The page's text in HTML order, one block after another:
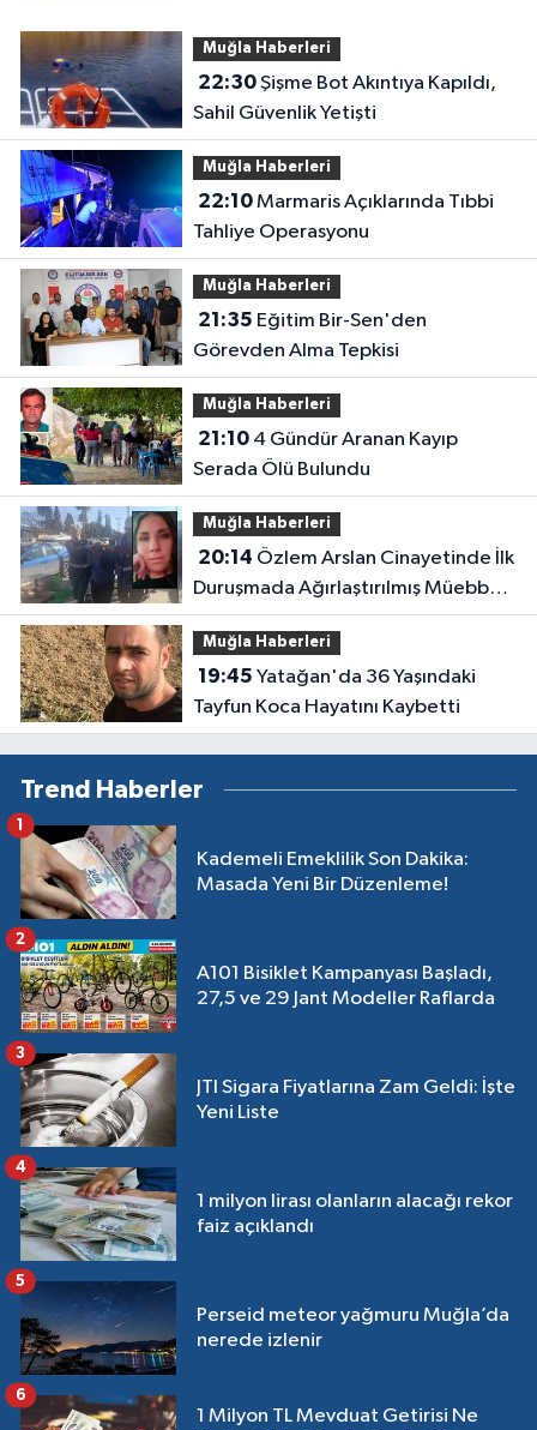
Muğla Haberleri
22:30Şişme Bot Akıntıya Kapıldı,
Sahil Güvenlik Yetişti
Muğla Haberleri
22:10Marmaris Açıklarında Tıbbi
Tahliye Operasyonu
Muğla Haberleri
21:35
Görevden Alma Tepkisi
Muğla Haberleri
21:104 Gündür Aranan Kayıp
Serada Ölü Bulundu
Muğla Haberleri
20:14
Duruşmada Ağırlaştırılmış Müebbet
Kararı
Muğla Haberleri
19:45
Tayfun Koca Hayatını Kaybetti
Trend Haberler
Kademeli Emeklilik Son Dakika:
Masada Yeni Bir Düzenleme!
1
A101 Bisiklet Kampanyası Başladı,
27,5 ve 29 Jant Modeller Raflarda
2
JTI Sigara Fiyatlarına Zam Geldi: İşte
Yeni Liste
3
1 milyon lirası olanların alacağı rekor
faiz açıklandı
4
Perseid meteor yağmuru Muğla’da
nerede izlenir
5
1 Milyon TL Mevduat Getirisi Ne
6